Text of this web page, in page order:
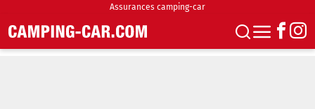
Assurances camping-car